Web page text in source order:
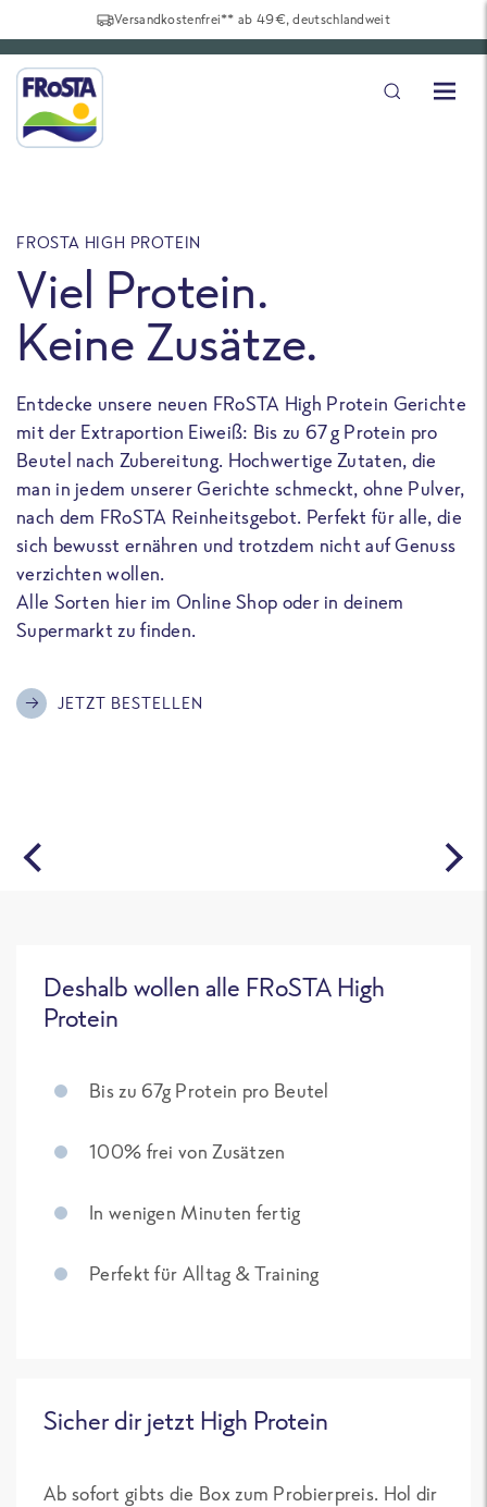
Versandkostenfrei** ab 49€, deutschlandweit
FROSTA HIGH PROTEIN
Viel Protein.
Keine Zusätze.
Entdecke unsere neuen FRoSTA High Protein Gerichte
mit der Extraportion Eiweiß: Bis zu 67 g Protein pro
Beutel nach Zubereitung. Hochwertige Zutaten, die
man in jedem unserer Gerichte schmeckt, ohne Pulver,
nach dem FRoSTA Reinheitsgebot. Perfekt für alle, die
sich bewusst ernähren und trotzdem nicht auf Genuss
verzichten wollen.
Alle Sorten hier im Online Shop oder in deinem
Supermarkt zu finden.
JETZT BESTELLEN
Deshalb wollen alle FRoSTA High
Protein
Bis zu 67g Protein pro Beutel
100% frei von Zusätzen
In wenigen Minuten fertig
Perfekt für Alltag & Training
Sicher dir jetzt High Protein
Ab sofort gibts die Box zum Probierpreis. Hol dir